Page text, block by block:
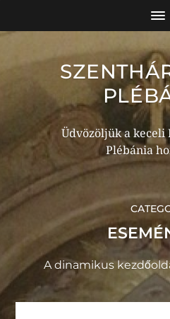
Üdvözöljük a keceli
Plébánia
A dinamikus